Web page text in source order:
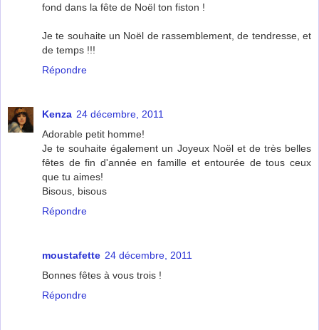
fond dans la fête de Noël ton fiston !
Je te souhaite un Noël de rassemblement, de tendresse, et
de temps !!!
Répondre
Kenza 24 décembre, 2011
Adorable petit homme!
Je te souhaite également un Joyeux Noël et de très belles
fêtes de fin d'année en famille et entourée de tous ceux
que tu aimes!
Bisous, bisous
Répondre
moustafette 24 décembre, 2011
Bonnes fêtes à vous trois !
Répondre